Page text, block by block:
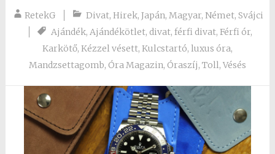
RetekG Divat,Hirek,Japán,Magyar, Német,Svájci
Ajándék, Ajándékötlet, divat, férfi divat, Férfi ór,
Karkötő, Kézzel vésett, Kulcstartó, luxus óra,
Mandzsettagomb, Óra Magazin, Óraszíj, Toll, Vésés